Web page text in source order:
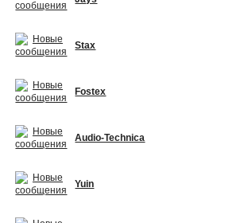
Stax
Fostex
Audio-Technica
Yuin